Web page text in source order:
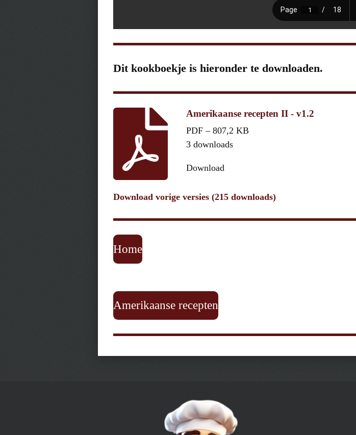
Dit kookboekje is hieronder te downloaden.
Amerikaanse recepten II - v1.2
PDF – 807,2 KB
3 downloads
Download
Download vorige versies (215 downloads)
Home
Amerikaanse recepten